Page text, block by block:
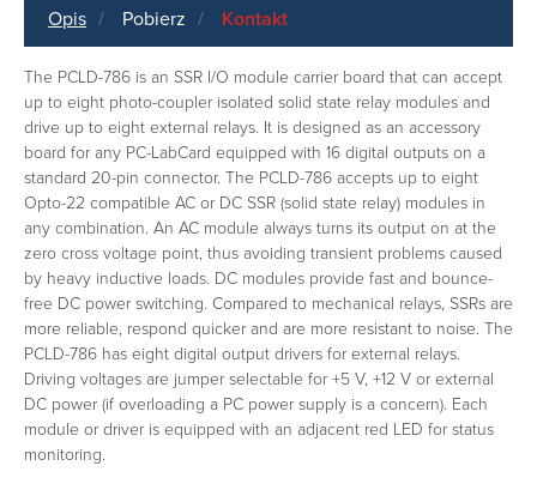
Opis Pobierz Kontakt
The PCLD-786 is an SSR I/O module carrier board that can accept
up to eight photo-coupler isolated solid state relay modules and
drive up to eight external relays. It is designed as an accessory
board for any PC-LabCard equipped with 16 digital outputs on a
standard 20-pin connector. The PCLD-786 accepts up to eight
Opto-22 compatible AC or DC SSR (solid state relay) modules in
any combination. An AC module always turns its output on at the
zero cross voltage point, thus avoiding transient problems caused
by heavy inductive loads. DC modules provide fast and bounce-
free DC power switching. Compared to mechanical relays, SSRs are
more reliable, respond quicker and are more resistant to noise. The
PCLD-786 has eight digital output drivers for external relays.
Driving voltages are jumper selectable for +5 V, +12 V or external
DC power (if overloading a PC power supply is a concern). Each
module or driver is equipped with an adjacent red LED for status
monitoring.